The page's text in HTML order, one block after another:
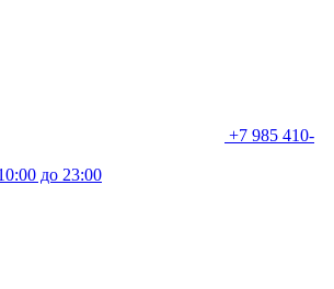
+7 985 410-
до 23:00